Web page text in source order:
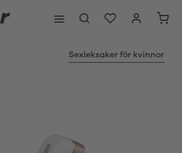
Sexleksaker för kvinnor